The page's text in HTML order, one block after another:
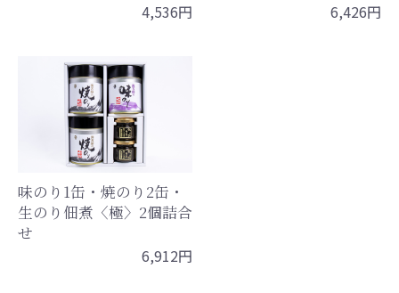
4,536円
6,426円
味のり1缶・焼のり2缶・
生のり佃煮〈極〉2個詰合
せ
6,912円